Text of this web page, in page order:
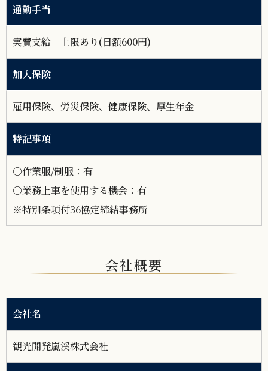
通勤手当
実費支給 上限あり(日額600円)
加入保険
雇用保険、労災保険、健康保険、厚生年金
特記事項
○作業服/制服：有
○業務上車を使用する機会：有
※特別条項付36協定締結事務所
会社概要
会社名
観光開発嵐渓株式会社